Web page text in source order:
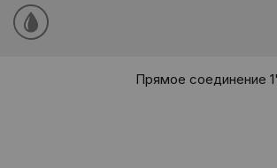
Прямое соединение